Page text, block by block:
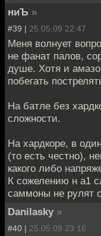
ниЪ »
#39 | 25.05.09 22:47
Меня волнует
не фанат палов,
душе. Хотя и
побегать
На батле без
сложности.
На хардкоре, в
(то есть честно),
какого либо
К сожелению н а1
саммоны не рулят
Danilasky »
#40 | 25.05.09 23:16